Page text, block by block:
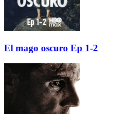
El mago oscuro Ep 1-2